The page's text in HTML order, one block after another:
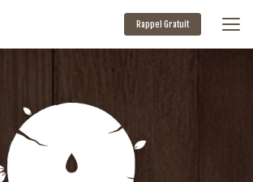
Rappel Gratuit